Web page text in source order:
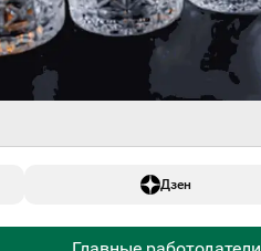
Дзен